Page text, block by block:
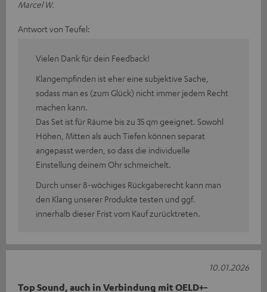
Marcel W.
Antwort von Teufel:
Vielen Dank für dein Feedback!
Klangempfinden ist eher eine subjektive Sache,
sodass man es (zum Glück) nicht immer jedem Recht
machen kann.
Das Set ist für Räume bis zu 35 qm geeignet. Sowohl
Höhen, Mitten als auch Tiefen können separat
angepasst werden, so dass die individuelle
Einstellung deinem Ohr schmeichelt.
Durch unser 8-wöchiges Rückgaberecht kann man
den Klang unserer Produkte testen und ggf.
innerhalb dieser Frist vom Kauf zurücktreten.
Top Sound, auch in Verbindung mit OELD+-
10.01.2026